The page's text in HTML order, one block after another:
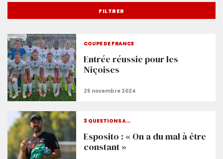
FILTRER
COUPE DE FRANCE
Entrée réussie pour les
Niçoises
3 QUESTIONS À…
Esposito : « On a du mal à être
constant »